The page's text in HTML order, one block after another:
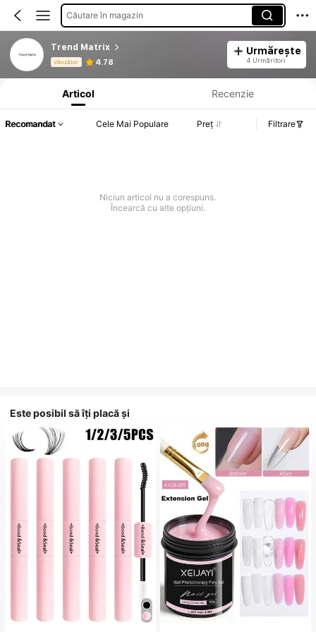
Căutare în magazin
Trend Matrix
Vânzător 4.78
Urmărește
4 Urmăritori
Informații despre produs: Divulgarea prețului, detalii privind vânzările și stocul.
Articol Recenzie
Recomandat Cele Mai Populare Preț Filtrare
Niciun articol nu a corespuns.
Încearcă cu alte opțiuni.
Este posibil să îți placă și